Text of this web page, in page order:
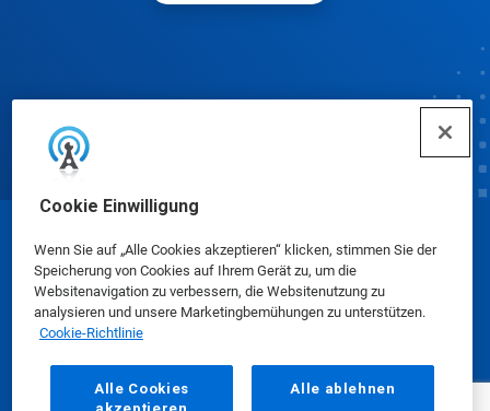
Cookie Einwilligung
Wenn Sie auf „Alle Cookies akzeptieren“ klicken, stimmen Sie der
Speicherung von Cookies auf Ihrem Gerät zu, um die
Websitenavigation zu verbessern, die Websitenutzung zu
analysieren und unsere Marketingbemühungen zu unterstützen.
Cookie-Richtlinie
Alle Cookies
Alle ablehnen
© Ecolab Inc. 2025
Sicherheitsdatenblätter|Datenschutzrichtlinie